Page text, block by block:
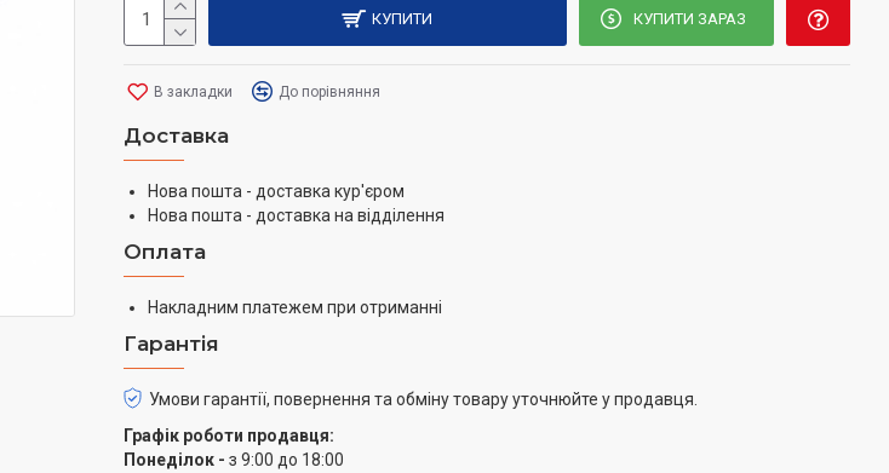
КУПИТИ КУПИТИ ЗАРАЗ
В закладки До порівняння
Доставка
Нова пошта - доставка кур'єром
Нова пошта - доставка на відділення
Оплата
Накладним платежем при отриманні
Гарантія
Умови гарантії, повернення та обміну товару уточнюйте у продавця.
Графік роботи продавця:
Понеділок - з 9:00 до 18:00